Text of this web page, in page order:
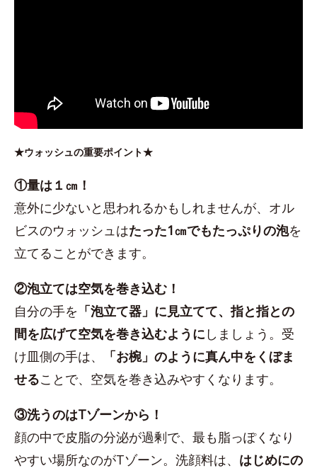
★ウォッシュの重要ポイント★
①量は１㎝！
意外に少ないと思われるかもしれませんが、オル
ビスのウォッシュはたった1㎝でもたっぷりの泡を
立てることができます。
②泡立ては空気を巻き込む！
自分の手を 「泡立て器」に見立てて、指と指との
間を広げて空気を巻き込むように しましょう。受
け皿側の手は、
「お椀」のように真ん中をくぼま
せることで、空気を巻き込みやすくなります。
③洗うのはTゾーンから！
顔の中で皮脂の分泌が過剰で、最も脂っぽくなり
やすい場所なのがTゾーン。洗顔料は、 はじめにの